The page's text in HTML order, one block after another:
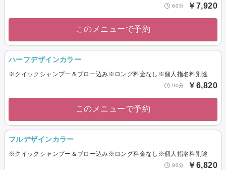
60分 ￥7,920
このメニューで予約
ハーフデザインカラー
※クイックシャンプー＆ブロー込み※ロング料金なし※個人指名料別途
90分 ￥6,820
このメニューで予約
フルデザインカラー
※クイックシャンプー＆ブロー込み※ロング料金なし※個人指名料別途
90分 ￥6,820